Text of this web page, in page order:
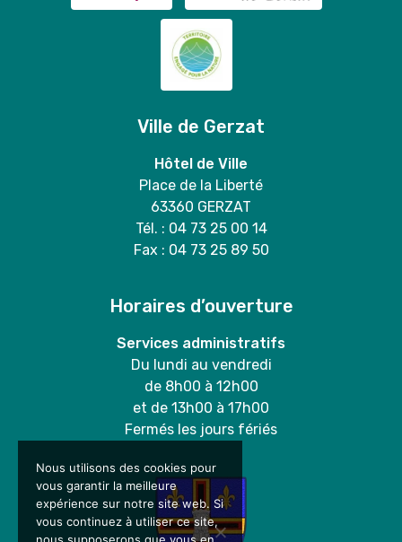
Ville de Gerzat
Hôtel de Ville
Place de la Liberté
63360 GERZAT
Tél. : 04 73 25 00 14
Fax : 04 73 25 89 50
Horaires d’ouverture
Services administratifs
Du lundi au vendredi
de 8h00 à 12h00
et de 13h00 à 17h00
Fermés les jours fériés
Nous utilisons des cookies pour
vous garantir la meilleure
expérience sur notre site web. Si
vous continuez à utiliser ce site,